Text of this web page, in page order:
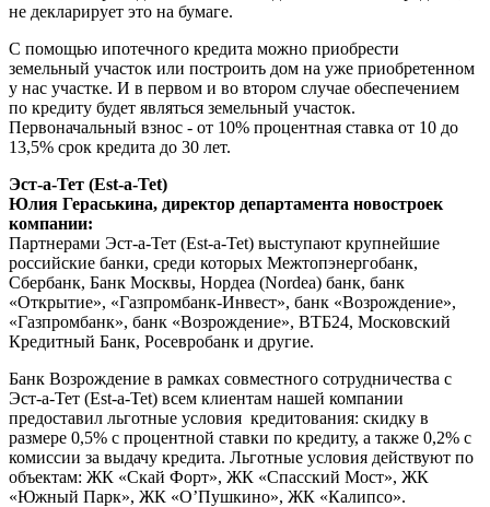
не декларирует это на бумаге.
С помощью ипотечного кредита можно приобрести
земельный участок или построить дом на уже приобретенном
у нас участке. И в первом и во втором случае обеспечением
по кредиту будет являться земельный участок.
Первоначальный взнос - от 10% процентная ставка от 10 до
13,5% срок кредита до 30 лет.
Эст-а-Тет (Est-a-Tet)
Юлия Гераськина, директор департамента новостроек
компании:
Партнерами Эст-а-Тет (Est-a-Tet) выступают крупнейшие
российские банки, среди которых Межтопэнергобанк,
Сбербанк, Банк Москвы, Нордеа (Nordea) банк, банк
«Открытие», «Газпромбанк-Инвест», банк «Возрождение»,
«Газпромбанк», банк «Возрождение», ВТБ24, Московский
Кредитный Банк, Росевробанк и другие.
Банк Возрождение в рамках совместного сотрудничества с
Эст-а-Тет (Est-a-Tet) всем клиентам нашей компании
предоставил льготные условия кредитования: скидку в
размере 0,5% с процентной ставки по кредиту, а также 0,2% с
комиссии за выдачу кредита. Льготные условия действуют по
объектам: ЖК «Скай Форт», ЖК «Спасский Мост», ЖК
«Южный Парк», ЖК «О’Пушкино», ЖК «Калипсо».